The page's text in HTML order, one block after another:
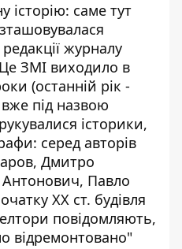
історію: саме тут
журналу
ЗМІ виходило в
(останній рік -
під назвою
історики,
серед авторів
Дмитро
Павло
ХХ ст. будівля
повідомляють,
відремонтовано"